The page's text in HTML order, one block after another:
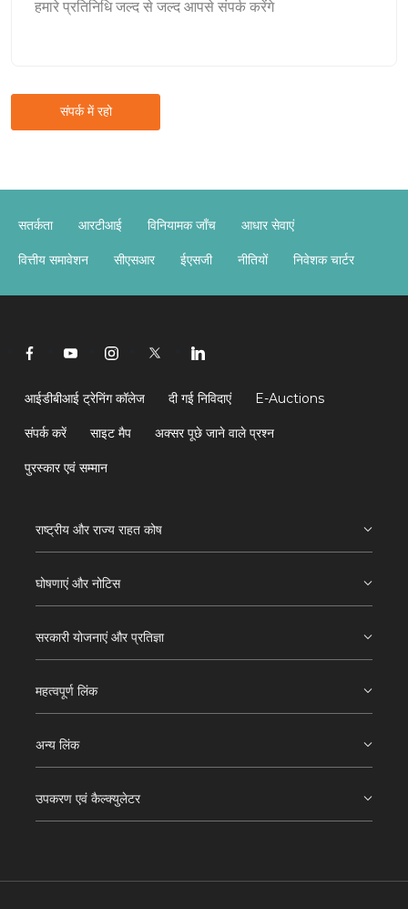
हमारे प्रतिनिधि जल्द से जल्द आपसे संपर्क करेंगे
संपर्क में रहो
सतर्कता आरटीआई विनियामक जाँच आधार सेवाएं
वित्तीय समावेशन सीएसआर ईएसजी नीतियों निवेशक चार्टर
आईडीबीआई ट्रेनिंग कॉलेज दी गई निविदाएं E-Auctions
संपर्क करें साइट मैप अक्सर पूछे जाने वाले प्रश्न
पुरस्कार एवं सम्मान
राष्ट्रीय और राज्य राहत कोष
घोषणाएं और नोटिस
सरकारी योजनाएं और प्रतिज्ञा
महत्वपूर्ण लिंक
अन्य लिंक
उपकरण एवं कैल्क्युलेटर